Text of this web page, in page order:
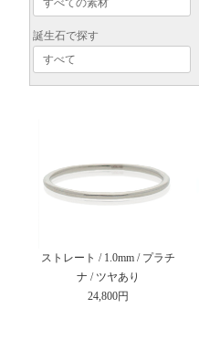
誕生石で探す
ストレート / 1.0mm / プラチ
ナ / ツヤあり
24,800円